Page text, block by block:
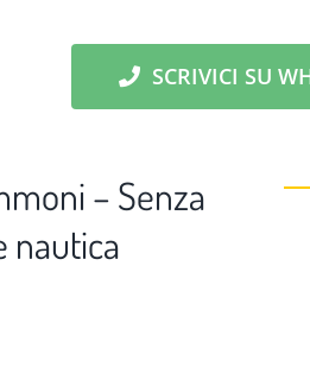
SCRIVICI SU
– Senza
nautica